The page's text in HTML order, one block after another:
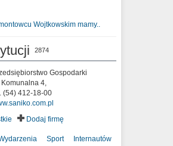
Wojtkowskim mamy..
2874
Gospodarki
Komunalna 4,
(54) 412-18-00
Dodaj firmę
Sport Internautów